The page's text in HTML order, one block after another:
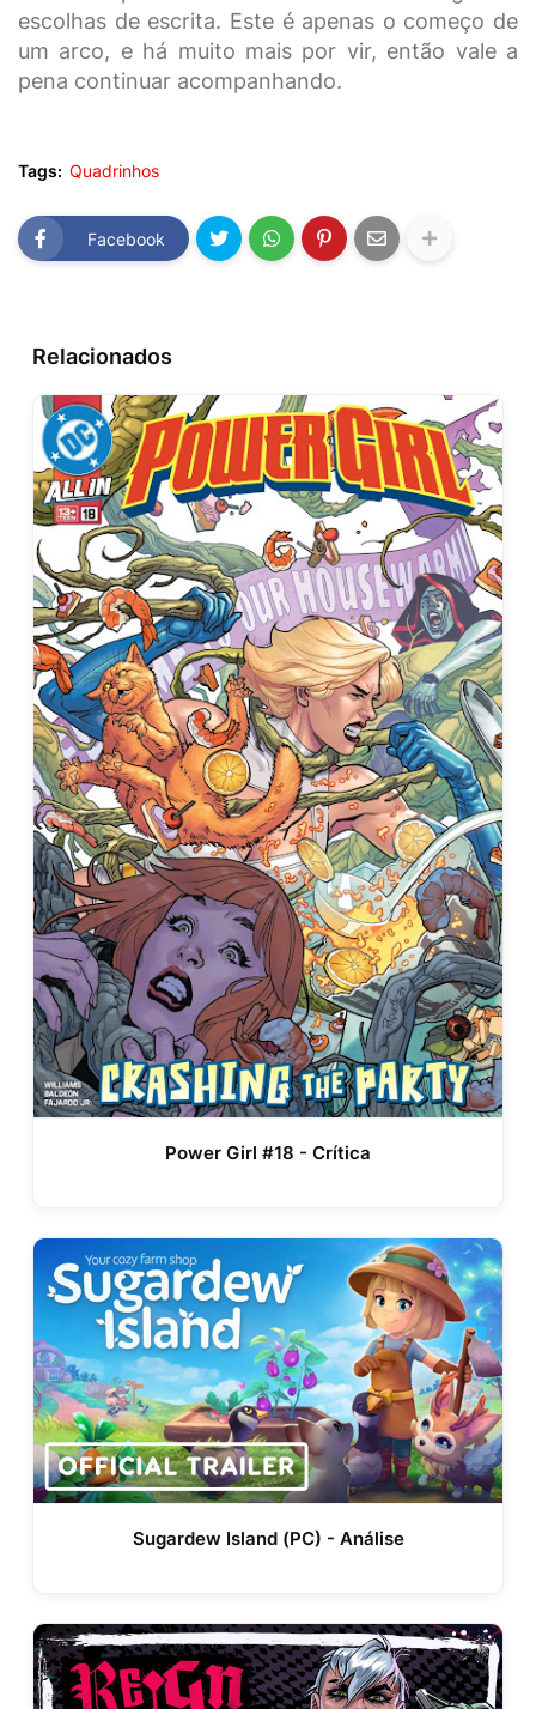
escolhas de escrita. Este é apenas o começo de
um arco, e há muito mais por vir, então vale a
pena continuar acompanhando.
Tags: Quadrinhos
Facebook
Relacionados
Power Girl #18 - Crítica
Sugardew Island (PC) - Análise